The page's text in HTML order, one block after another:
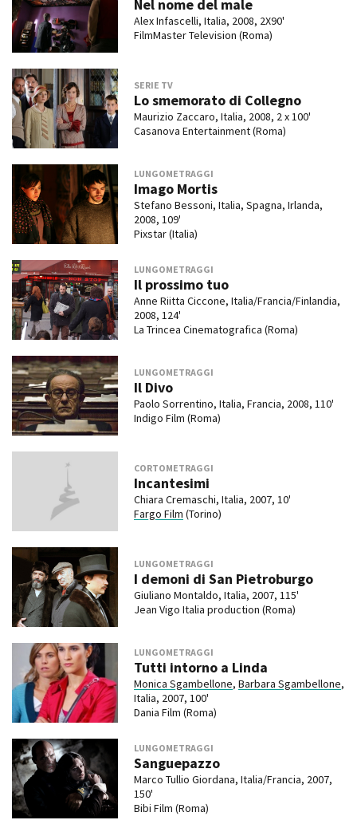
Nel nome del male
Alex Infascelli, Italia, 2008, 2X90'
FilmMaster Television (Roma)
SERIE TV
Lo smemorato di Collegno
Maurizio Zaccaro, Italia, 2008, 2 x 100'
Casanova Entertainment (Roma)
LUNGOMETRAGGI
Imago Mortis
Stefano Bessoni, Italia, Spagna, Irlanda,
2008, 109'
Pixstar (Italia)
LUNGOMETRAGGI
Il prossimo tuo
Anne Riitta Ciccone, Italia/Francia/Finlandia,
2008, 124'
La Trincea Cinematografica (Roma)
LUNGOMETRAGGI
Il Divo
Paolo Sorrentino, Italia, Francia, 2008, 110'
Indigo Film (Roma)
CORTOMETRAGGI
Incantesimi
Chiara Cremaschi, Italia, 2007, 10'
Fargo Film (Torino)
LUNGOMETRAGGI
I demoni di San Pietroburgo
Giuliano Montaldo, Italia, 2007, 115'
Jean Vigo Italia production (Roma)
LUNGOMETRAGGI
Tutti intorno a Linda
Monica Sgambellone, Barbara Sgambellone,
Italia, 2007, 100'
Dania Film (Roma)
LUNGOMETRAGGI
Sanguepazzo
Marco Tullio Giordana, Italia/Francia, 2007,
150'
Bibi Film (Roma)